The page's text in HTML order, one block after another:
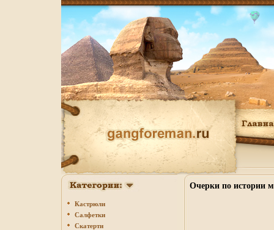
Кастрюли
Салфетки
Скатерти
Очерки по истории